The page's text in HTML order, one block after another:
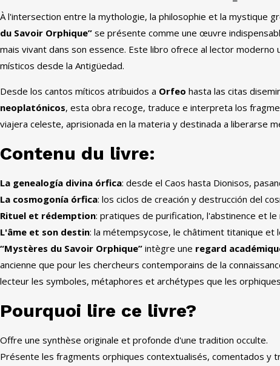
À l'intersection entre la mythologie, la philosophie et la mystique
du Savoir Orphique” se présente comme une œuvre
mais vivant dans son essence. Este libro ofrece al lector moderno
místicos desde la Antigüedad.
Desde los cantos míticos atribuidos a Orfeo hasta las citas
neoplatónicos, esta obra recoge, traduce e interpreta los
viajera celeste, aprisionada en la materia y destinada a liberarse
Contenu du livre:
La genealogía divina órfica: desde el Caos hasta Dionisos,
La cosmogonía órfica: los ciclos de creación y destrucción del
Rituel et rédemption: pratiques de purification, l'abstinence et
L'âme et son destin: la métempsycose, le châtiment titanique et
“Mystères du Savoir Orphique” intègre une regard
ancienne que pour les chercheurs contemporains de la
lecteur les symboles, métaphores et archétypes que les
Pourquoi lire ce livre?
Offre une synthèse originale et profonde d'une tradition occulte.
Présente les fragments orphiques contextualisés, comentados y